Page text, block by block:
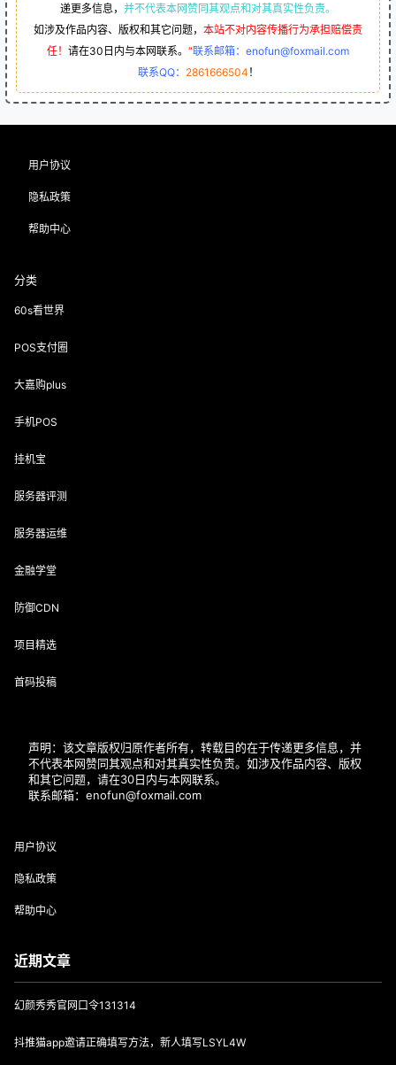
递更多信息， 并不代表本网赞同其观点和对其真实性负责。
如涉及作品内容、版权和其它问题， 本站不对内容传播行为承担赔偿责
任！ 请在30日内与本网联系。 “联系邮箱：enofun@foxmail.com
联系QQ： 2861666504 ！
用户协议
隐私政策
帮助中心
分类
60s看世界
POS支付圈
大嘉购plus
手机POS
挂机宝
服务器评测
服务器运维
金融学堂
防御CDN
项目精选
首码投稿
声明：该文章版权归原作者所有，转载目的在于传递更多信息，并
不代表本网赞同其观点和对其真实性负责。如涉及作品内容、版权
和其它问题，请在30日内与本网联系。
联系邮箱：enofun@foxmail.com
用户协议
隐私政策
帮助中心
近期文章
幻颜秀秀官网口令131314
抖推猫app邀请正确填写方法，新人填写LSYL4W